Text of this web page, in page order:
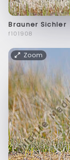
Brauner Sichler
f101908
Zoom